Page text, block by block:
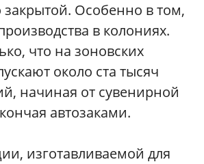
Особенно в том,
в колониях.
что на зоновских
около ста тысяч
начиная от сувенирной
автозаками.
изготавливаемой для